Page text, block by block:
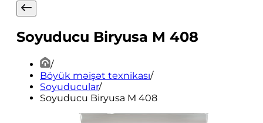
Soyuducu Biryusa M 408
/
Böyük məişət texnikası/
Soyuducular/
Soyuducu Biryusa M 408